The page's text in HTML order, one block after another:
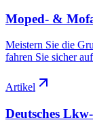
Moped- &
Meistern Sie die
fahren Sie sicher
Artikel
Deutsches